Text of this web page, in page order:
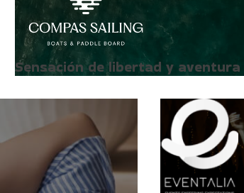
Sensación de libertad y